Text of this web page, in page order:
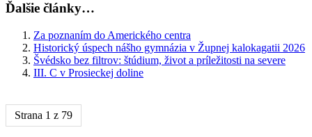
Ďalšie články…
Za poznaním do Amerického centra
Historický úspech nášho gymnázia v Župnej kalokagatii 2026
Švédsko bez filtrov: štúdium, život a príležitosti na severe
III. C v Prosieckej doline
Strana 1 z 79